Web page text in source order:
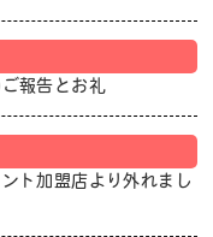
報告とお礼
ト加盟店より外れまし